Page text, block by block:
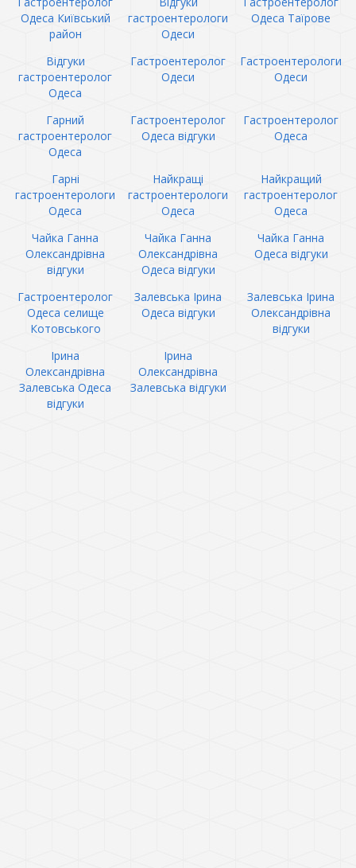
Одеса Київський
район
гастроентерологи
Одеси
Одеса Таїрове
Відгуки
гастроентеролог
Одеса
Гастроентеролог
Одеси
Гастроентерологи
Одеси
Гарний
гастроентеролог
Одеса
Гастроентеролог
Одеса відгуки
Гастроентеролог
Одеса
Гарні
гастроентерологи
Одеса
Найкращі
гастроентерологи
Одеса
Найкращий
гастроентеролог
Одеса
Чайка Ганна
Олександрівна
відгуки
Чайка Ганна
Олександрівна
Одеса відгуки
Чайка Ганна
Одеса відгуки
Гастроентеролог
Одеса селище
Котовського
Залевська Ірина
Одеса відгуки
Залевська Ірина
Олександрівна
відгуки
Ірина
Олександрівна
Залевська Одеса
відгуки
Ірина
Олександрівна
Залевська відгуки